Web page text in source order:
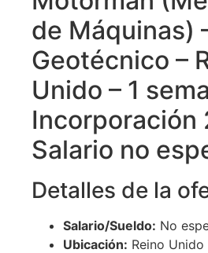
de Máquinas)
Geotécnico –
Unido – 1
Incorporación
Salario no
Detalles de la
Salario/Sueldo: No
Ubicación: Reino Unido